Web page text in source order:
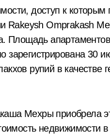
доступ к которым
Rakeysh Omprakash
Площадь
30
рупий в качестве
Мехры приобрела
недвижимости